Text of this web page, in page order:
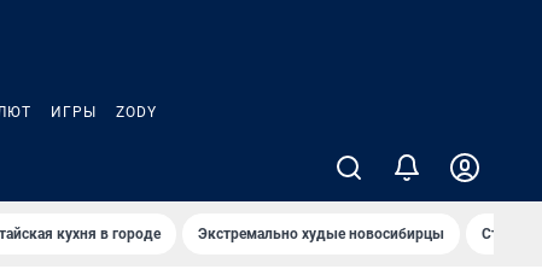
ИГРЫ ZODY
кухня в городе Экстремально худые новосибирцы Старт